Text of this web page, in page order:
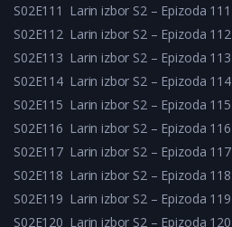
S02E111 Larin izbor S2 – Epizoda 111
S02E112 Larin izbor S2 – Epizoda 112
S02E113 Larin izbor S2 – Epizoda 113
S02E114 Larin izbor S2 – Epizoda 114
S02E115 Larin izbor S2 – Epizoda 115
S02E116 Larin izbor S2 – Epizoda 116
S02E117 Larin izbor S2 – Epizoda 117
S02E118 Larin izbor S2 – Epizoda 118
S02E119 Larin izbor S2 – Epizoda 119
S02E120 Larin izbor S2 – Epizoda 120